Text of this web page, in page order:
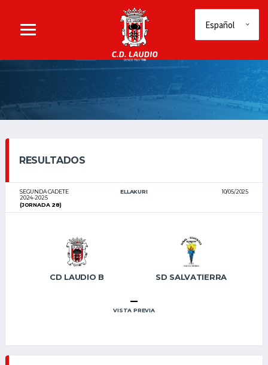
RESULTADOS
SEGUNDA CADETE
2024-2025
ELLAKURI
10/05/2025
(JORNADA 28)
CD LAUDIO B SD SALVATIERRA
–
VISTA PREVIA